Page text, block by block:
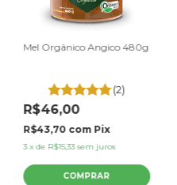
Mel Orgânico Angico 480g
(2)
R$46,00
R$43,70 com Pix
3 xde R$15,33 sem juros